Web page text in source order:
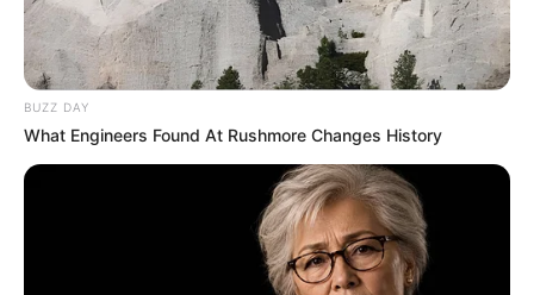
BUZZ DAY
What Engineers Found At Rushmore Changes History